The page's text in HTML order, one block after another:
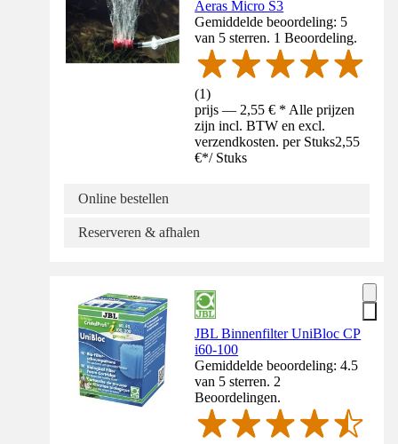
Aeras Micro S3
Gemiddelde beoordeling: 5
van 5 sterren. 1 Beoordeling.
(1)
prijs — 2,55 € * Alle prijzen
zijn incl. BTW en excl.
verzendkosten. per Stuks2,55
€*/ Stuks
Online bestellen
Reserveren & afhalen
JBL Binnenfilter UniBloc CP
i60-100
Gemiddelde beoordeling: 4.5
van 5 sterren. 2
Beoordelingen.